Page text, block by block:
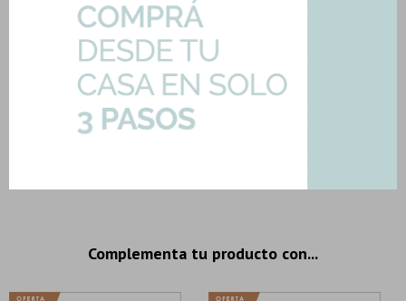
Monocomando Cromo Qua...
Art: SPRINT-MONO-COCINA
U$S 87,67
- +
87.67
Importe total:USD 592.38
Complementa tu producto con...